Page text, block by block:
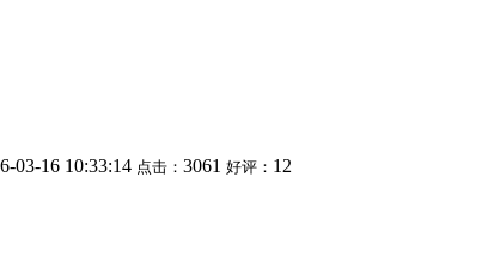
03-16 10:33:14 点击： 3061 好评： 12